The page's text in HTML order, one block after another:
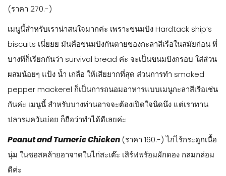
(ราคา 270.-)
เมนูนี้สำหรับเราน่าสนใจมากค่ะ เพราะขนมปัง Hardtack ship’s
biscuits เนี่ยยย มันคือขนมปังกันตายของกะลาสีเรือในสมัยก่อน ที่
บางทีก็เรียกกันว่า survival bread ค่ะ จะเป็นขนมปังกรอบ ใส่ส่วน
ผสมน้อยๆ แป้ง น้ำ เกลือ ให้เสียยากที่สุด ส่วนการทำ smoked
pepper mackerel ก็เป็นการถนอมอาหารแบบเมนูกะลาสีเรือเช่น
กันค่ะ เมนูนี้ สำหรับบางท่านอาจจะต้องเปิดใจนิดนึง แต่เราทาน
ปลารมควันบ่อย ก็ถือว่าทำได้ดีเลยค่ะ
Peanut and Tumeric Chicken (ราคา 160.-) ไก่ไร้กระดูกเนื้อ
นุ่ม ในซอสคล้ายอาจาดในไก่สะเต๊ะ เสิร์ฟพร้อมผักดอง กลมกล่อม
ดีค่ะ